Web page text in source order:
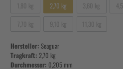
2,70 kg
Hersteller: Seaguar
Tragkraft: 2,70 kg
Durchmesser: 0,205 mm